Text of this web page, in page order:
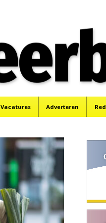
Vacatures Adverteren